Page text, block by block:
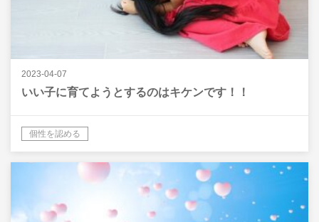
2023-04-07
いい子に育てようとするのはキケンです！！
個性を認める